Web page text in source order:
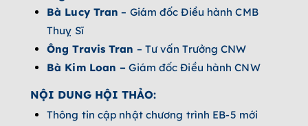
Bà Lucy Tran – Giám đốc Điều hành CMB
Thuỵ Sĩ
Ông Travis Tran – Tư vấn Trưởng CNW
Bà Kim Loan – Giám đốc Điều hành CNW
NỘI DUNG HỘI THẢO:
Thông tin cập nhật chương trình EB-5 mới